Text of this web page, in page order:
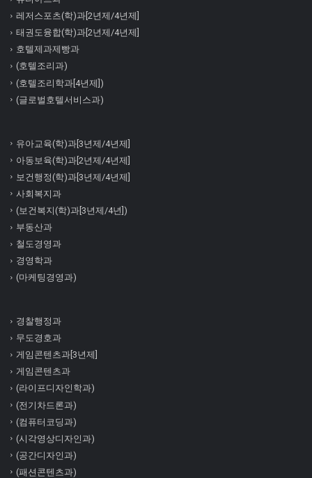
레저스포츠(학)과[2년제/4년제]
태권도융합(학)과[2년제/4년제]
호텔제과제빵과
(호텔조리과)
(호텔조리학과[4년제])
(글로벌호텔서비스과)
유아교육(학)과[3년제/4년제]
아동보육(학)과[2년제/4년제]
보건행정(학)과[3년제/4년제]
사회복지과
(보건복지(학)과[3년제/4년])
부동산과
철도경영과
경영학과
(마케팅경영과)
경찰행정과
무도경호과
게임콘텐츠과[3년제]
게임콘텐츠과
(라이프디자인학과)
(전기차드론과)
(컴퓨터코딩과)
(시각영상디자인과)
(공간디자인과)
(패션콘텐츠과)